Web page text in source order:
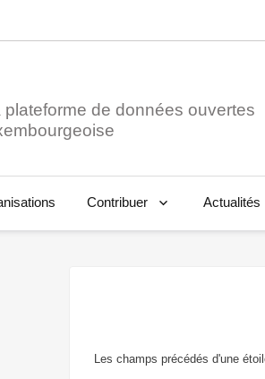
plateforme de données ouvertes
Contribuer Actualités
Les champs précédés d'une